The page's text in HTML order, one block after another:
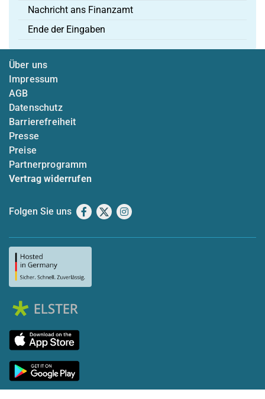
Nachricht ans Finanzamt
Ende der Eingaben
Über uns
Impressum
AGB
Datenschutz
Barrierefreiheit
Presse
Preise
Partnerprogramm
Vertrag widerrufen
Folgen Sie uns Facebook
X Instagram